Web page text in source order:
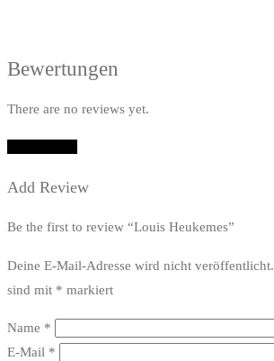
Bewertungen
There are no reviews yet.
Add Review
Be the first to review “Louis Heukemes”
Deine E-Mail-Adresse wird nicht veröffentlicht.
sind mit * markiert
Name *
E-Mail *